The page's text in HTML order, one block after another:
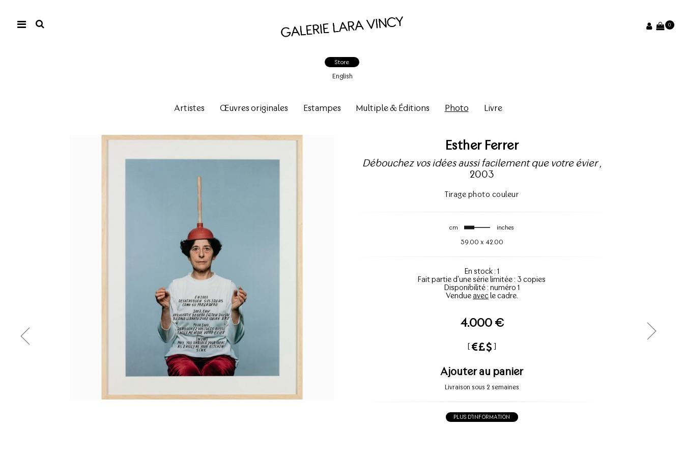
0
Store
English
Artistes Œuvres originales Estampes Multiple & Éditions Photo Livre
Esther Ferrer
Débouchez vos idées aussi facilement que votre évier,
2003
Tirage photo couleur
cm inches
59.00 x 42.00
En stock : 1
Fait partie d'une série limitée : 3 copies
Disponibilité : numéro 1
Vendueavecle cadre.
4.000 €
[ ]
Ajouter au panier
Livraison sous 2 semaines
PLUS D'INFORMATION